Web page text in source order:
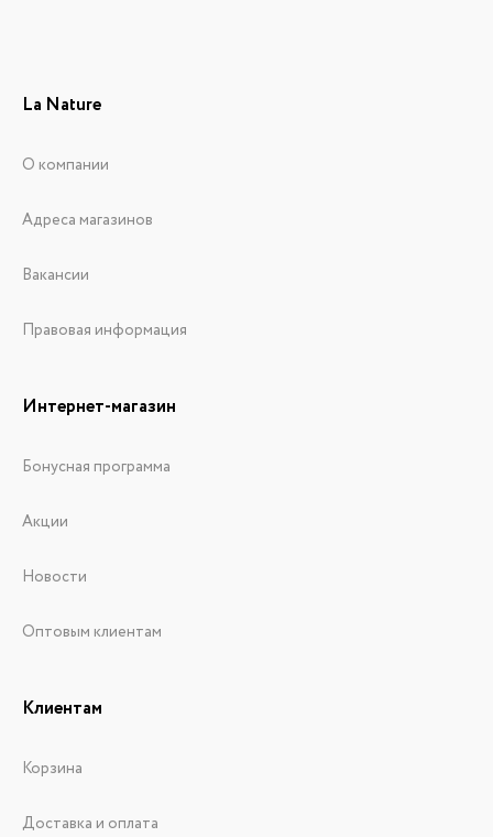
La Nature
О компании
Адреса магазинов
Вакансии
Правовая информация
Интернет-магазин
Бонусная программа
Акции
Новости
Оптовым клиентам
Клиентам
Корзина
Доставка и оплата